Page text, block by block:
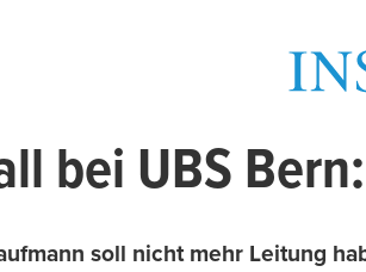
bei UBS
soll nicht mehr Leitung